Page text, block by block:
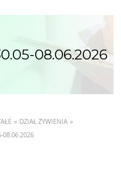
08.06.2026
» DZIAŁ ŻYWIENIA »
08.06.2026